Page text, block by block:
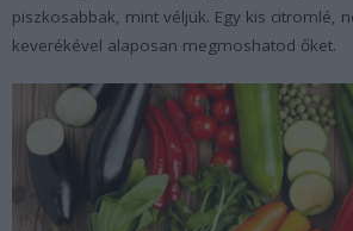
piszkosabbak, mint véljük. Egy kis citromlé,
keverékével alaposan megmoshatod őket.